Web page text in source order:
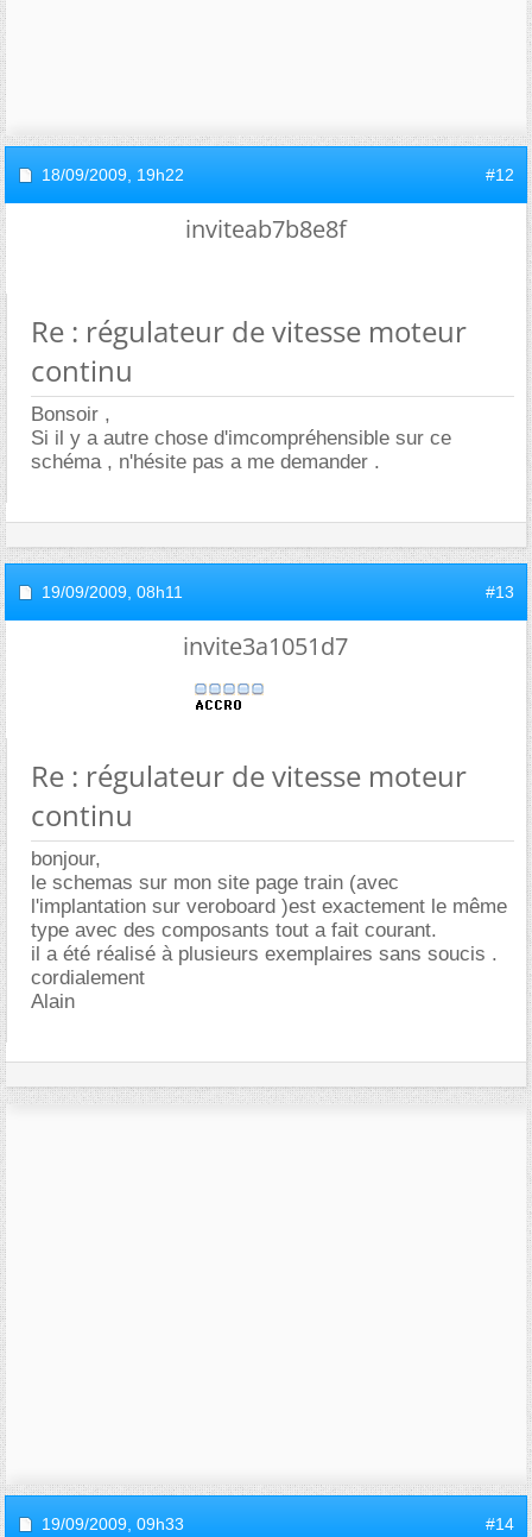
18/09/2009, 19h22 #12
inviteab7b8e8f
Re : régulateur de vitesse moteur
continu
Bonsoir ,
Si il y a autre chose d'imcompréhensible sur ce
schéma , n'hésite pas a me demander .
19/09/2009, 08h11 #13
invite3a1051d7
Re : régulateur de vitesse moteur
continu
bonjour,
le schemas sur mon site page train (avec
l'implantation sur veroboard )est exactement le même
type avec des composants tout a fait courant.
il a été réalisé à plusieurs exemplaires sans soucis .
cordialement
Alain
19/09/2009, 09h33 #14